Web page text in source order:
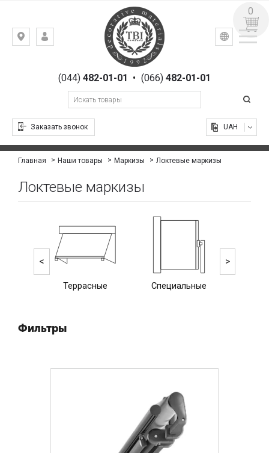
Киев,
Гоголевская,(044)482-01-01 • (066) 482-01-01
Заказать звонок
УКР РУС
UAH
0
Главная Наши товары Маркизы Локтевые маркизы
Локтевые маркизы
Террасные Специальные
< >
Фильтры